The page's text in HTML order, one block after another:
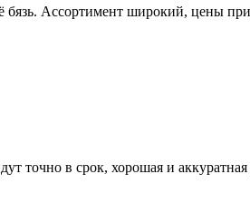
бязь. Ассортимент широкий, цены
точно в срок, хорошая и